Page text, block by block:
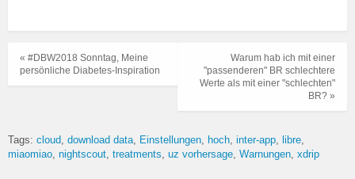
Warum hab ich mit einer
"passenderen" BR schlechtere
Werte als mit einer "schlechten"
BR? »
« #DBW2018 Sonntag, Meine
persönliche Diabetes-Inspiration
Tags: cloud download data Einstellungen hoch inter-app
libre
miaomiao nightscout treatments uz vorhersage Warnungen xdrip